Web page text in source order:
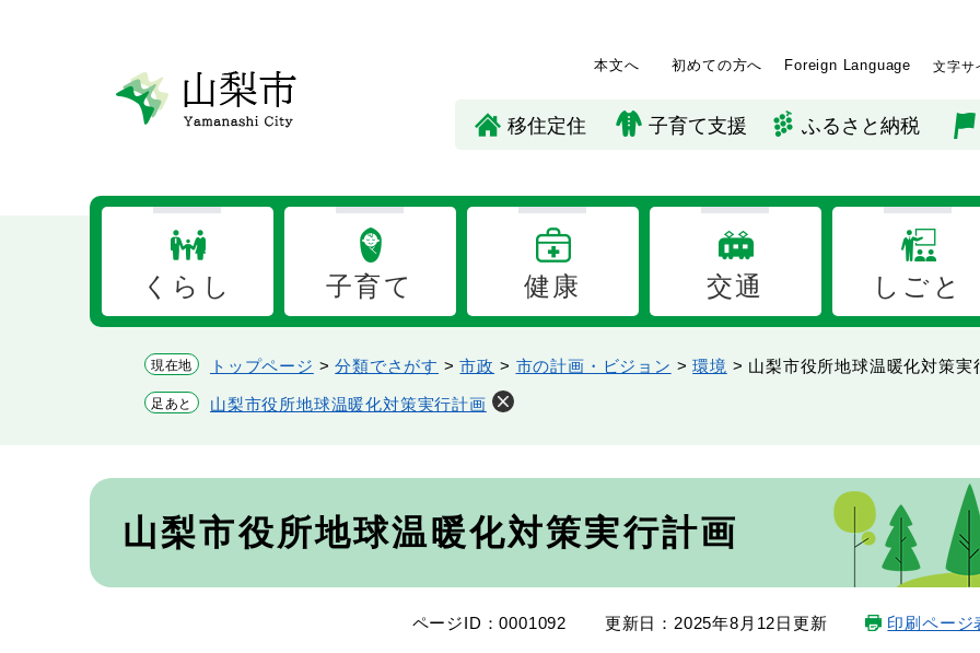
本文へ 初めての方へ Foreign Language 文字サ
移住定住 子育て支援 ふるさと納税
くらし 子育て 健康 交通 しごと
現在地 トップページ >分類でさがす >市政 > 市の計画・ビジョン >環境 > 山梨市役所地球温暖化対策実
足あと 山梨市役所地球温暖化対策実行計画
本
山梨市役所地球温暖化対策実行計画
ページID：0001092 更新日：2025年8月12日更新 印刷ページ